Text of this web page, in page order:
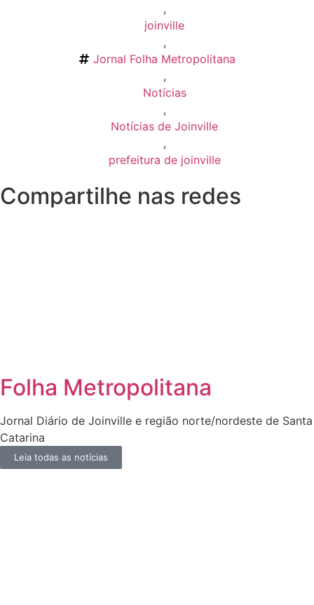
,
joinville
,
Jornal Folha Metropolitana
,
Notícias
,
Notícias de Joinville
,
prefeitura de joinville
Compartilhe nas redes
Folha Metropolitana
Jornal Diário de Joinville e região norte/nordeste de Santa
Catarina
Leia todas as notícias